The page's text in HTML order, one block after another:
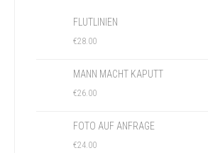
FLUTLINIEN
€28.00
MANN MACHT KAPUTT
€26.00
FOTO AUF ANFRAGE
€24.00